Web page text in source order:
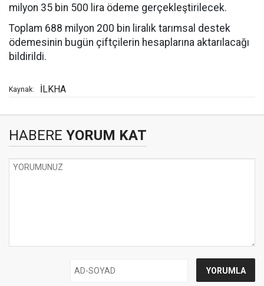
milyon 35 bin 500 lira ödeme gerçekleştirilecek.
Toplam 688 milyon 200 bin liralık tarımsal destek
ödemesinin bugün çiftçilerin hesaplarına aktarılacağı
bildirildi.
Kaynak: İLKHA
HABERE YORUM KAT